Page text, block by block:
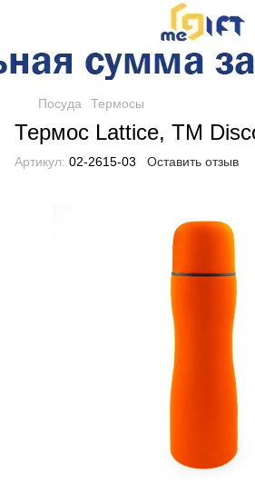
Посуда Термосы
Термос Lattice, ТМ
Артикул: 02-2615-03 Оставить отзыв